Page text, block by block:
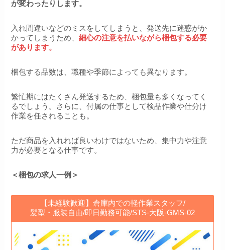
が変わったりします。
入れ間違いなどのミスをしてしまうと、発送先に迷惑がか
かってしまうため、細心の注意を払いながら梱包する必要
があります。
梱包する品数は、職種や季節によっても異なります。
繁忙期にはたくさん発送するため、梱包量も多くなってく
るでしょう。さらに、付属の仕事として検品作業や仕分け
作業を任されることも。
ただ商品を入れれば良いわけではないため、集中力や注意
力が必要となる仕事です。
＜梱包の求人一例＞
【未経験歓迎】倉庫内での軽作業スタッフ/
髪型・服装自由/即日勤務可能/STS-大阪-GMS-02